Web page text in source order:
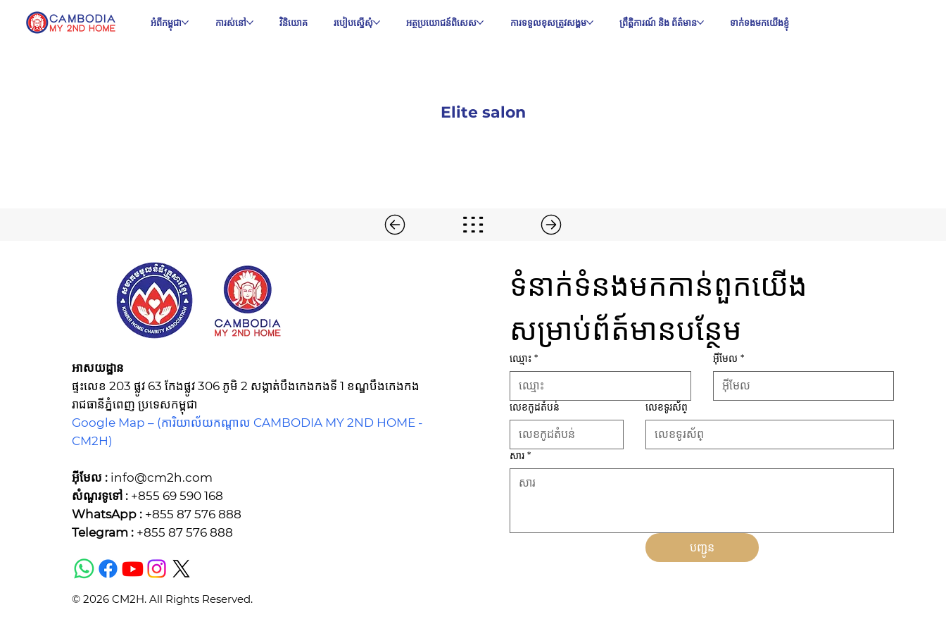
អំពីកម្ពុជា ការស់នៅ វិនិយោគ របៀបស្នើសុំ អត្ថប្រយោជន៍ពិសេស ការទទួលខុសត្រូវសង្គម ព្រឹត្តិការណ៍ និង ព័ត៌មាន ទាក់ទងមកយើងខ្ញុំ
Elite salon
អាសយដ្ឋាន
ផ្ទះលេខ 203 ផ្លូវ 63 កែងផ្លូវ 306 ភូមិ 2 សង្កាត់បឹងកេងកងទី 1 ខណ្ឌបឹងកេងកង
រាជធានីភ្នំពេញ ប្រទេសកម្ពុជា
Google Map –(ការិយាល័យកណ្ដាល CAMBODIA MY 2ND HOME -
CM2H)
អ៊ីមែល : info@cm2h.com
សំណួរទូទៅ :+855 69 590 168
WhatsApp :+855 87 576 888
Telegram :+855 87 576 888
© 2026 CM2H. All Rights Reserved.
ទំនាក់ទំនងមកកាន់ពួកយើង
សម្រាប់ព័ត៍មានបន្ថែម
ឈ្មោះ * អ៊ីមែល *
លេខកូដតំបន់ លេខទូរស័ព្
សារ *
បញ្ជូន